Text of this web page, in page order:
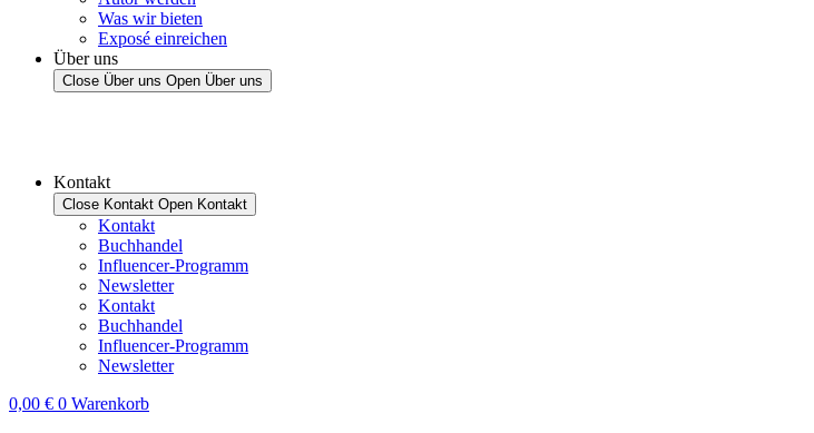
Was wir bieten
Exposé einreichen
Über uns
Close Über uns Open Über uns
Kontakt
Close Kontakt Open Kontakt
Kontakt
Buchhandel
Influencer-Programm
Newsletter
Kontakt
Buchhandel
Influencer-Programm
Newsletter
0,00 € 0 Warenkorb